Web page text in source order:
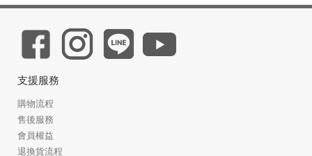
支援服務
購物流程
售後服務
會員權益
退換貨流程